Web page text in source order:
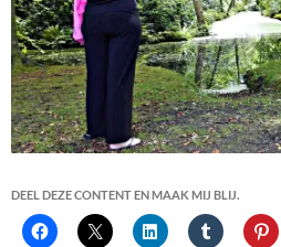
DEEL DEZE CONTENT EN MAAK MIJ BLIJ.